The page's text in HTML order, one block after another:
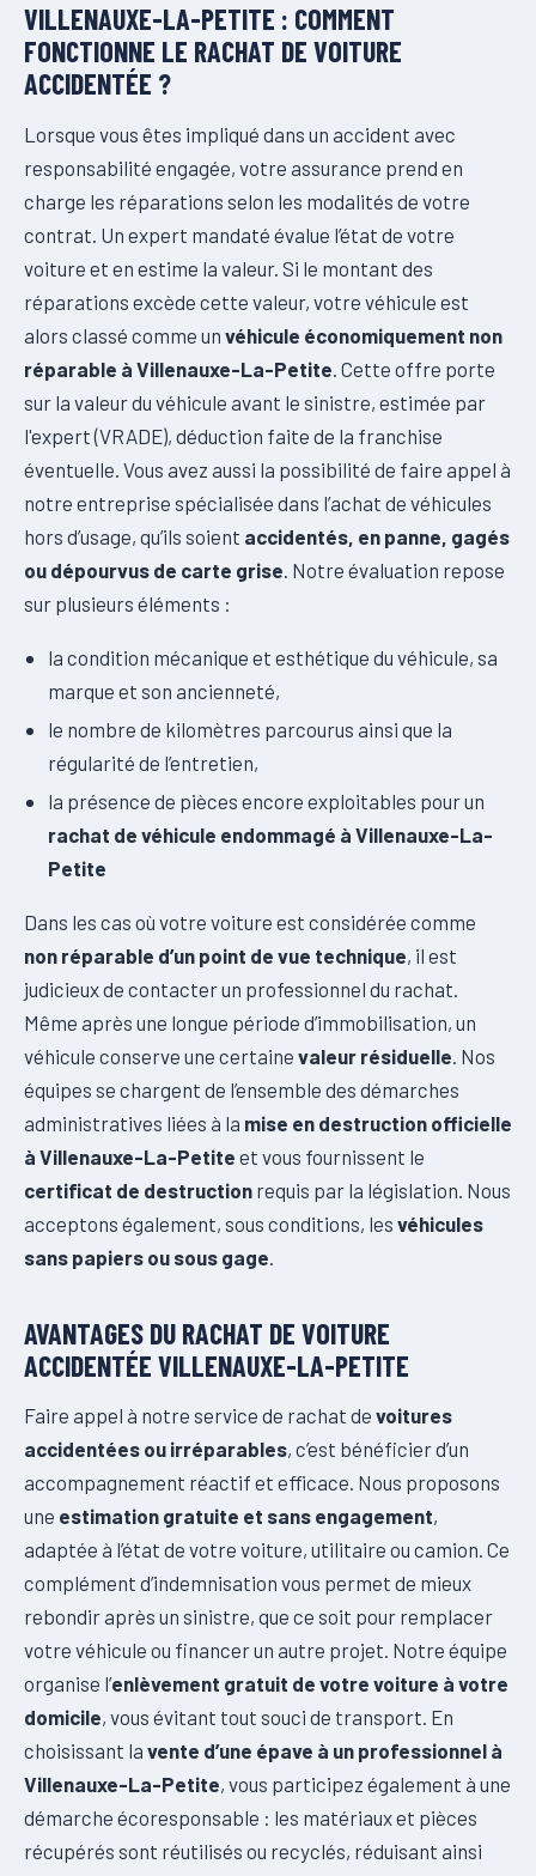
VILLENAUXE-LA-PETITE : COMMENT
FONCTIONNE LE RACHAT DE VOITURE
ACCIDENTÉE ?
Lorsque vous êtes impliqué dans un accident avec
responsabilité engagée, votre assurance prend en
charge les réparations selon les modalités de votre
contrat. Un expert mandaté évalue l’état de votre
voiture et en estime la valeur. Si le montant des
réparations excède cette valeur, votre véhicule est
alors classé comme un véhicule économiquement non
réparable à Villenauxe-La-Petite . Cette offre porte
sur la valeur du véhicule avant le sinistre, estimée par
l'expert (VRADE), déduction faite de la franchise
éventuelle. Vous avez aussi la possibilité de faire appel à
notre entreprise spécialisée dans l’achat de véhicules
hors d’usage, qu’ils soient accidentés, en panne, gagés
ou dépourvus de carte grise . Notre évaluation repose
sur plusieurs éléments :
la condition mécanique et esthétique du véhicule, sa
marque et son ancienneté,
le nombre de kilomètres parcourus ainsi que la
régularité de l’entretien,
la présence de pièces encore exploitables pour un
rachat de véhicule endommagé à Villenauxe-La-
Petite
Dans les cas où votre voiture est considérée comme
non réparable d’un point de vue technique, il est
judicieux de contacter un professionnel du rachat.
Même après une longue période d’immobilisation, un
véhicule conserve une certaine valeur résiduelle . Nos
équipes se chargent de l’ensemble des démarches
administratives liées à la mise en destruction officielle
à Villenauxe-La-Petite et vous fournissent le
certificat de destruction requis par la législation. Nous
acceptons également, sous conditions, les véhicules
sans papiers ou sous gage
AVANTAGES DU RACHAT DE VOITURE
ACCIDENTÉE VILLENAUXE-LA-PETITE
Faire appel à notre service de rachat de voitures
accidentées ou irréparables, c’est bénéficier d’un
accompagnement réactif et efficace. Nous proposons
une estimation gratuite et sans engagement,
adaptée à l’état de votre voiture, utilitaire ou camion. Ce
complément d’indemnisation vous permet de mieux
rebondir après un sinistre, que ce soit pour remplacer
votre véhicule ou financer un autre projet. Notre équipe
organise l’enlèvement gratuit de votre voiture à votre
domicile, vous évitant tout souci de transport. En
choisissant la vente d’une épave à un professionnel à
Villenauxe-La-Petite, vous participez également à une
démarche écoresponsable : les matériaux et pièces
récupérés sont réutilisés ou recyclés, réduisant ainsi